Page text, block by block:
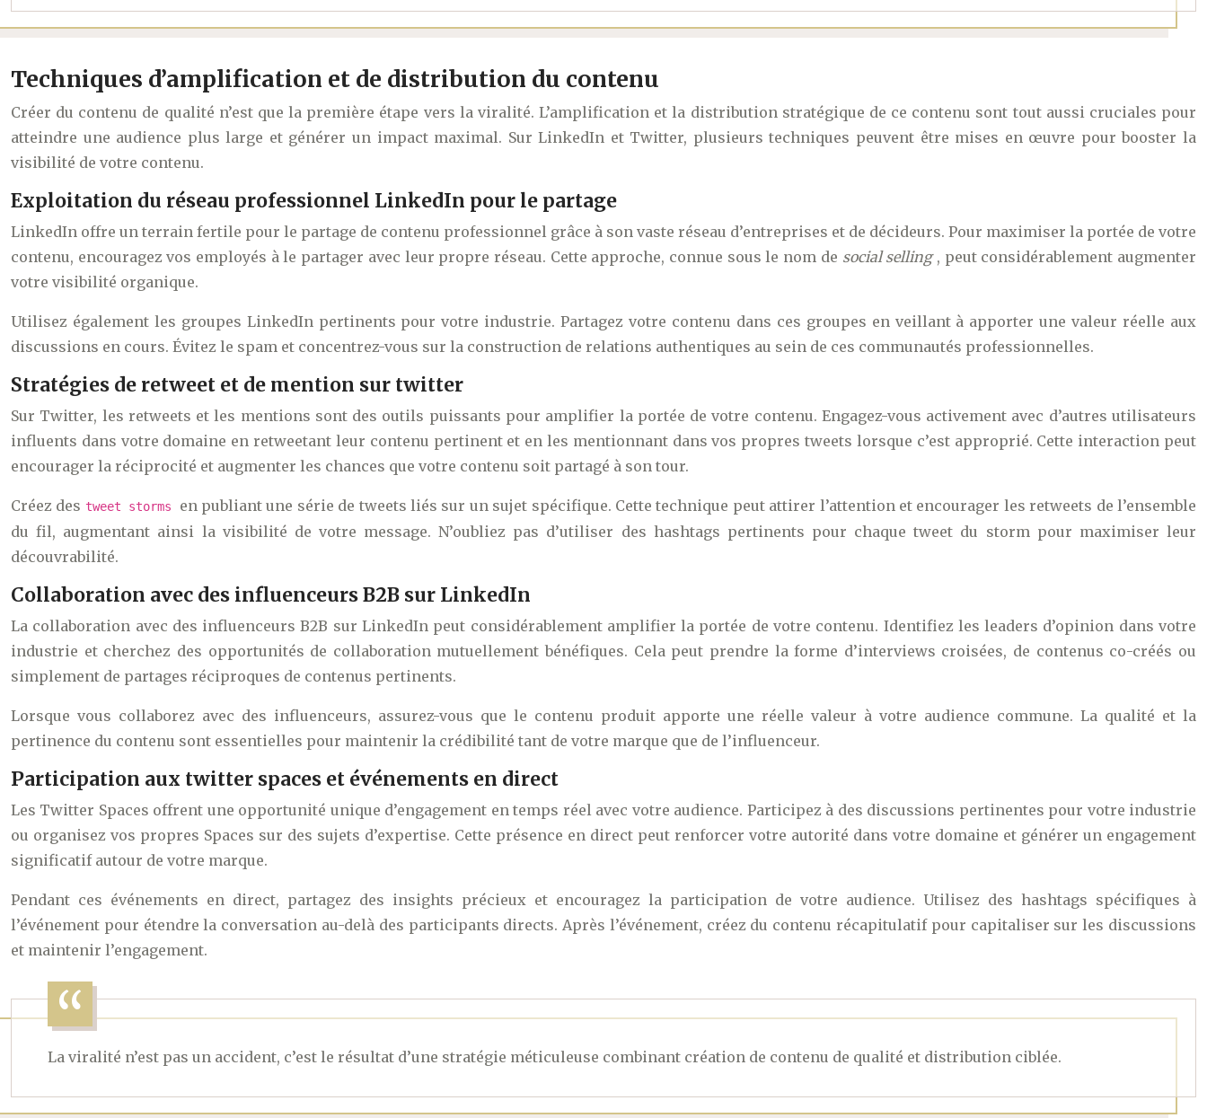
Techniques d’amplification et de distribution du contenu
Créer du contenu de qualité n’est que la première étape vers la viralité. L’amplification et la distribution stratégique de ce contenu sont tout aussi cruciales pour
atteindre une audience plus large et générer un impact maximal. Sur LinkedIn et Twitter, plusieurs techniques peuvent être mises en œuvre pour booster la
visibilité de votre contenu.
Exploitation du réseau professionnel LinkedIn pour le partage
LinkedIn offre un terrain fertile pour le partage de contenu professionnel grâce à son vaste réseau d’entreprises et de décideurs. Pour maximiser la portée de votre
contenu, encouragez vos employés à le partager avec leur propre réseau. Cette approche, connue sous le nom de social selling , peut considérablement augmenter
votre visibilité organique.
Utilisez également les groupes LinkedIn pertinents pour votre industrie. Partagez votre contenu dans ces groupes en veillant à apporter une valeur réelle aux
discussions en cours. Évitez le spam et concentrez-vous sur la construction de relations authentiques au sein de ces communautés professionnelles.
Stratégies de retweet et de mention sur twitter
Sur Twitter, les retweets et les mentions sont des outils puissants pour amplifier la portée de votre contenu. Engagez-vous activement avec d’autres utilisateurs
influents dans votre domaine en retweetant leur contenu pertinent et en les mentionnant dans vos propres tweets lorsque c’est approprié. Cette interaction peut
encourager la réciprocité et augmenter les chances que votre contenu soit partagé à son tour.
Créez des tweet storms en publiant une série de tweets liés sur un sujet spécifique. Cette technique peut attirer l’attention et encourager les retweets de l’ensemble
du fil, augmentant ainsi la visibilité de votre message. N’oubliez pas d’utiliser des hashtags pertinents pour chaque tweet du storm pour maximiser leur
découvrabilité.
Collaboration avec des influenceurs B2B sur LinkedIn
La collaboration avec des influenceurs B2B sur LinkedIn peut considérablement amplifier la portée de votre contenu. Identifiez les leaders d’opinion dans votre
industrie et cherchez des opportunités de collaboration mutuellement bénéfiques. Cela peut prendre la forme d’interviews croisées, de contenus co-créés ou
simplement de partages réciproques de contenus pertinents.
Lorsque vous collaborez avec des influenceurs, assurez-vous que le contenu produit apporte une réelle valeur à votre audience commune. La qualité et la
pertinence du contenu sont essentielles pour maintenir la crédibilité tant de votre marque que de l’influenceur.
Participation aux twitter spaces et événements en direct
Les Twitter Spaces offrent une opportunité unique d’engagement en temps réel avec votre audience. Participez à des discussions pertinentes pour votre industrie
ou organisez vos propres Spaces sur des sujets d’expertise. Cette présence en direct peut renforcer votre autorité dans votre domaine et générer un engagement
significatif autour de votre marque.
Pendant ces événements en direct, partagez des insights précieux et encouragez la participation de votre audience. Utilisez des hashtags spécifiques à
l’événement pour étendre la conversation au-delà des participants directs. Après l’événement, créez du contenu récapitulatif pour capitaliser sur les discussions
et maintenir l’engagement.
La viralité n’est pas un accident, c’est le résultat d’une stratégie méticuleuse combinant création de contenu de qualité et distribution ciblée.